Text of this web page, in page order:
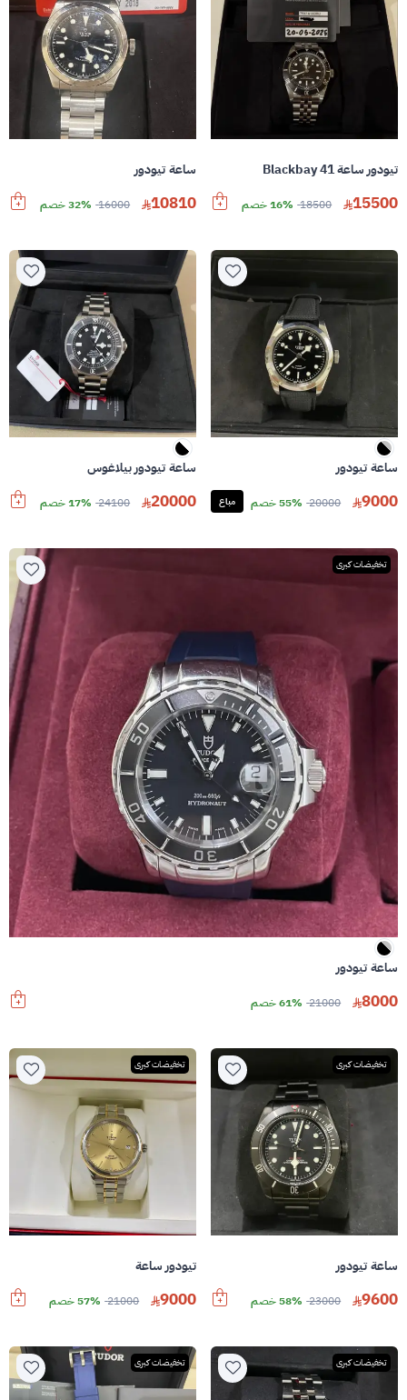
تيودور ساعة Blackbay 41
15500
18500 16% خصم
ساعة تيودور
10810
16000 32% خصم
ساعة تيودور
9000
20000 55% خصم مباع
ساعة تيودور بيلاغوس
20000
24100 17% خصم
تخفيضات كبرى
ساعة تيودور
8000
21000 61% خصم
تخفيضات كبرى
ساعة تيودور
9600
23000 58% خصم
تخفيضات كبرى
تيودور ساعة
9000
21000 57% خصم
تخفيضات كبرى تخفيضات كبرى